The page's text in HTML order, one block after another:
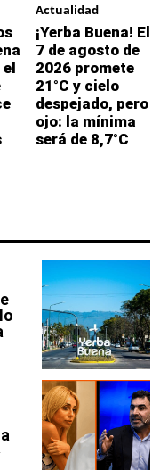
Actualidad
¡Yerba Buena! El
7 de agosto de
2026 promete
21°C y cielo
despejado, pero
ojo: la mínima
será de 8,7°C